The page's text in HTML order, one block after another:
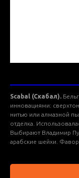
Scabal (Скабал).
инновациями:
нитью или алмазной
отделка.
Выбирают Владимир
арабские шейхи.